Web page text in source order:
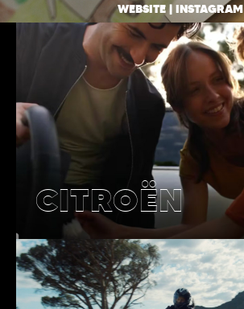
WEBSITE| INSTAGRAM
CITROËN